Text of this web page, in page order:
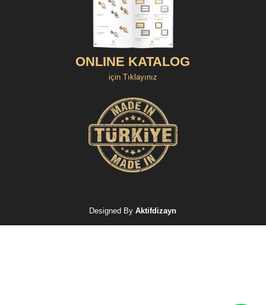
ONLINE KATALOG
için Tıklayınız
Designed ByAktifdizayn